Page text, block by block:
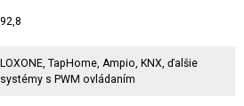
92,8
LOXONE, TapHome, Ampio, KNX, ďalšie
systémy s PWM ovládaním